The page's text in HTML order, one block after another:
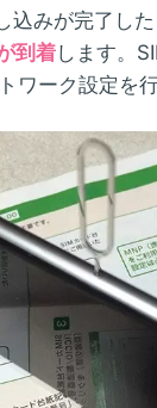
込みが完了した
到着します。
ワーク設定を